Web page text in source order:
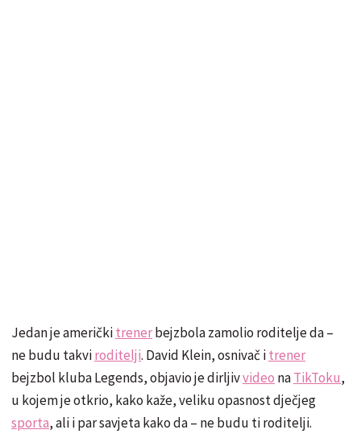
Jedan je američkitrenerbejzbola zamolio roditelje da –
ne budu takviroditelji. David Klein, osnivač itrener
bejzbol kluba Legends, objavio je dirljivvideo naTikToku,
u kojem je otkrio, kako kaže, veliku opasnost dječjeg
sporta, ali i par savjeta kako da – ne budu ti roditelji.